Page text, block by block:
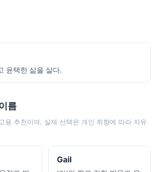
윤택한 삶을 살다.
름
용 추천이며, 실제 선택은 개인 취향에 따라 자유
Gail